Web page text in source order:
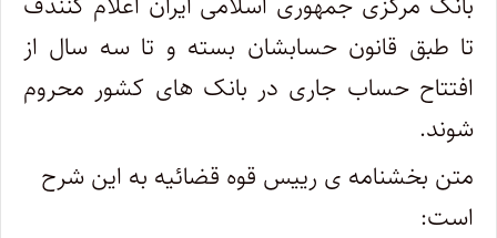
تا طبق قانون حسابشان بسته و تا سه سال از
افتتاح حساب جاری در بانک های کشور محروم
شوند.
متن بخشنامه ی رییس قوه قضائیه به این شرح
است: